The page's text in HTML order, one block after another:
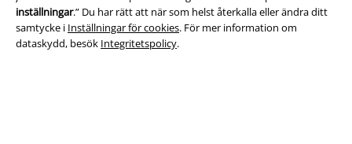
inställningar.” Du har rätt att när som helst återkalla eller ändra ditt
samtycke i Inställningar för cookies. För mer information om
dataskydd, besök Integritetspolicy.
Försäkran om överensstämmelse
Information om tillgänglighet